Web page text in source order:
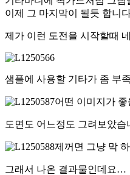
이제 그 마지막이 될듯 합니
제가 이런 도전을 시작할때
샘플에 사용할 기타가 좀 부
어떤 이미지가
도면도 어느정도 그려보았습
제꺼면 그냥 막
그래서 나온 결과물인데요…